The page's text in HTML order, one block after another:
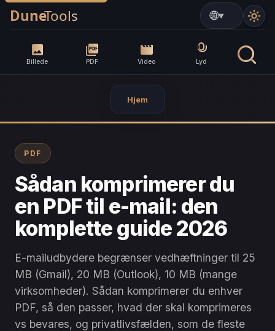
Billede PDF Video Lyd
▼
Hjem
PDF
Sådan komprimerer du
en PDF til e-mail: den
komplette guide 2026
E-mailudbydere begrænser vedhæftninger til 25
MB (Gmail), 20 MB (Outlook), 10 MB (mange
virksomheder). Sådan komprimerer du enhver
PDF, så den passer, hvad der skal komprimeres
vs bevares, og privatlivsfælden, som de fleste